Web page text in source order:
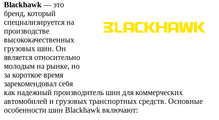
Blackhawk — это
бренд, который
специализируется на
производстве
высококачественных
грузовых шин. Он
является относительно
молодым на рынке, но
за короткое время
зарекомендовал себя
как надежный производитель шин для коммерческих
автомобилей и грузовых транспортных средств. Основные
особенности шин Blackhawk включают: